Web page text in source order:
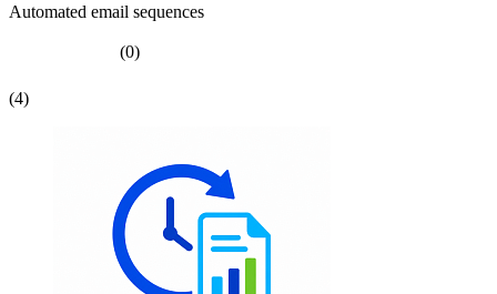
Automated email sequences
(0)
(4)